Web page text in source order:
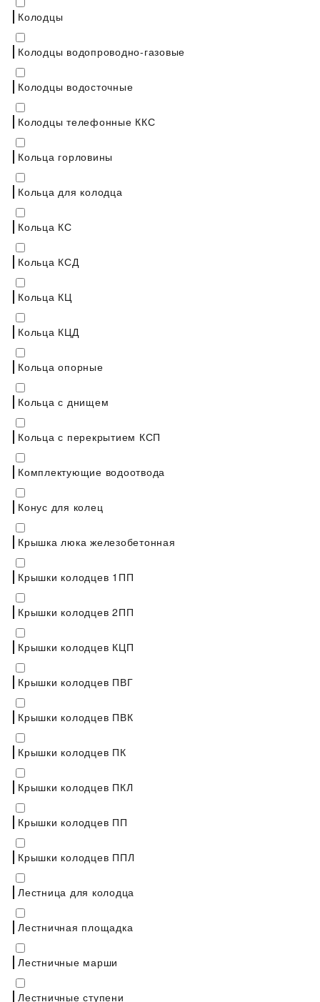
Колодцы
Колодцы водопроводно-газовые
Колодцы водосточные
Колодцы телефонные ККС
Кольца горловины
Кольца для колодца
Кольца КС
Кольца КСД
Кольца КЦ
Кольца КЦД
Кольца опорные
Кольца с днищем
Кольца с перекрытием КСП
Комплектующие водоотвода
Конус для колец
Крышка люка железобетонная
Крышки колодцев 1ПП
Крышки колодцев 2ПП
Крышки колодцев КЦП
Крышки колодцев ПВГ
Крышки колодцев ПВК
Крышки колодцев ПК
Крышки колодцев ПКЛ
Крышки колодцев ПП
Крышки колодцев ППЛ
Лестница для колодца
Лестничная площадка
Лестничные марши
Лестничные ступени